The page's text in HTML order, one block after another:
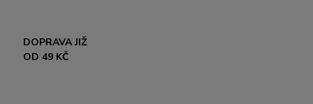
DOPRAVA JIŽ
OD 49 KČ